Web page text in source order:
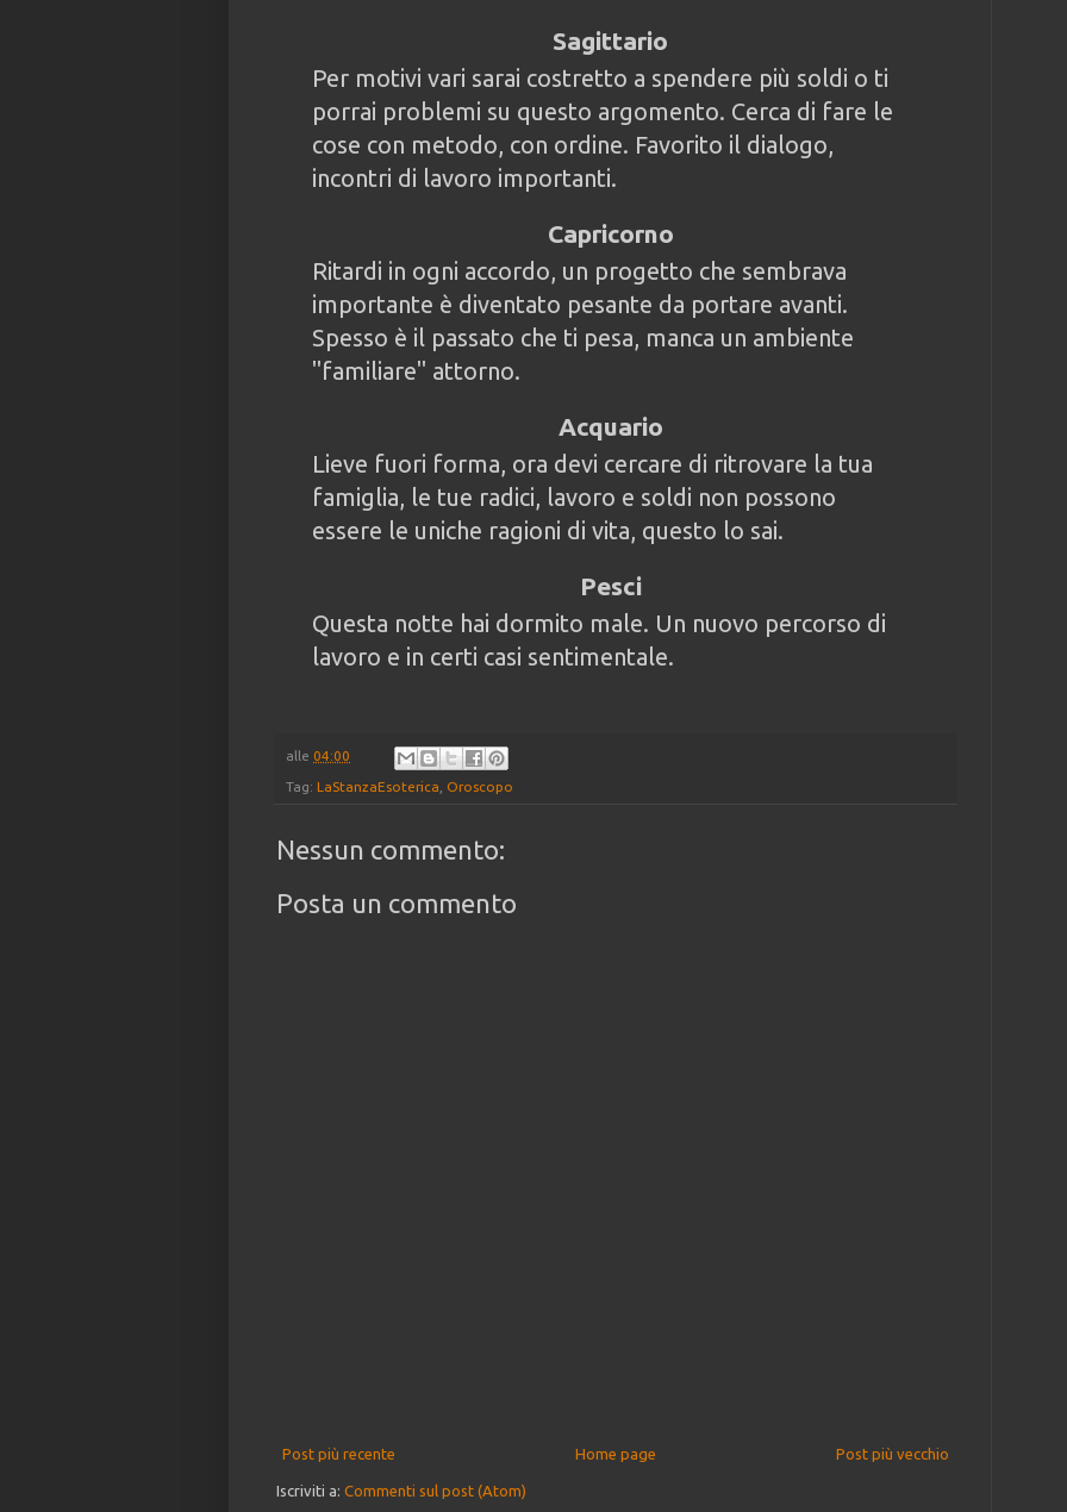
Sagittario
Per motivi vari sarai costretto a spendere più soldi o ti
porrai problemi su questo argomento. Cerca di fare le
cose con metodo, con ordine. Favorito il dialogo,
incontri di lavoro importanti.
Capricorno
Ritardi in ogni accordo, un progetto che sembrava
importante è diventato pesante da portare avanti.
Spesso è il passato che ti pesa, manca un ambiente
"familiare" attorno.
Acquario
Lieve fuori forma, ora devi cercare di ritrovare la tua
famiglia, le tue radici, lavoro e soldi non possono
essere le uniche ragioni di vita, questo lo sai.
Pesci
Questa notte hai dormito male. Un nuovo percorso di
lavoro e in certi casi sentimentale.
alle 04:00
Tag: LaStanzaEsoterica Oroscopo
Nessun commento:
Posta un commento
Post più recente Post più vecchio
Home page
Iscriviti a: Commenti sul post (Atom)